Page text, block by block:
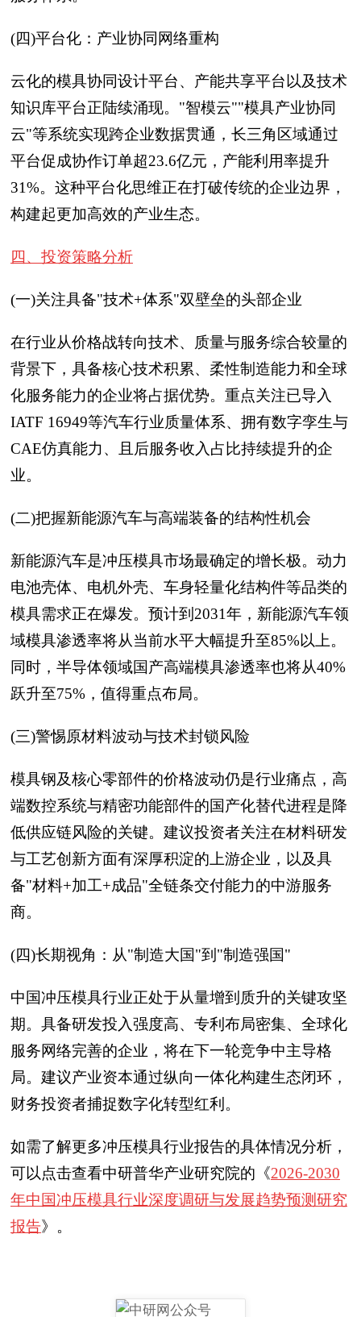
(四)平台化：产业协同网络重构
云化的模具协同设计平台、产能共享平台以及技术
知识库平台正陆续涌现。"智模云""模具产业协同
云"等系统实现跨企业数据贯通，长三角区域通过
平台促成协作订单超23.6亿元，产能利用率提升
31%。这种平台化思维正在打破传统的企业边界，
构建起更加高效的产业生态。
四、投资策略分析
(一)关注具备"技术+体系"双壁垒的头部企业
在行业从价格战转向技术、质量与服务综合较量的
背景下，具备核心技术积累、柔性制造能力和全球
化服务能力的企业将占据优势。重点关注已导入
IATF 16949等汽车行业质量体系、拥有数字孪生与
CAE仿真能力、且后服务收入占比持续提升的企
业。
(二)把握新能源汽车与高端装备的结构性机会
新能源汽车是冲压模具市场最确定的增长极。动力
电池壳体、电机外壳、车身轻量化结构件等品类的
模具需求正在爆发。预计到2031年，新能源汽车领
域模具渗透率将从当前水平大幅提升至85%以上。
同时，半导体领域国产高端模具渗透率也将从40%
跃升至75%，值得重点布局。
(三)警惕原材料波动与技术封锁风险
模具钢及核心零部件的价格波动仍是行业痛点，高
端数控系统与精密功能部件的国产化替代进程是降
低供应链风险的关键。建议投资者关注在材料研发
与工艺创新方面有深厚积淀的上游企业，以及具
备"材料+加工+成品"全链条交付能力的中游服务
商。
(四)长期视角：从"制造大国"到"制造强国"
中国冲压模具行业正处于从量增到质升的关键攻坚
期。具备研发投入强度高、专利布局密集、全球化
服务网络完善的企业，将在下一轮竞争中主导格
局。建议产业资本通过纵向一体化构建生态闭环，
财务投资者捕捉数字化转型红利。
如需了解更多冲压模具行业报告的具体情况分析，
可以点击查看中研普华产业研究院的《2026-2030
年中国冲压模具行业深度调研与发展趋势预测研究
报告》。